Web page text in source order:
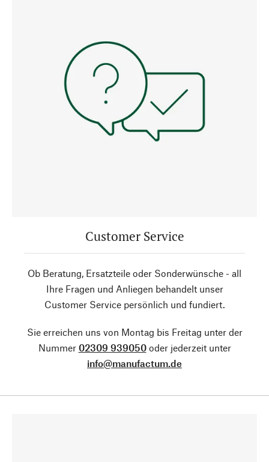
Customer Service
Ob Beratung, Ersatzteile oder Sonderwünsche - all
Ihre Fragen und Anliegen behandelt unser
Customer Service persönlich und fundiert.
Sie erreichen uns von Montag bis Freitag unter der
Nummer 02309 939050oder jederzeit unter
info@manufactum.de